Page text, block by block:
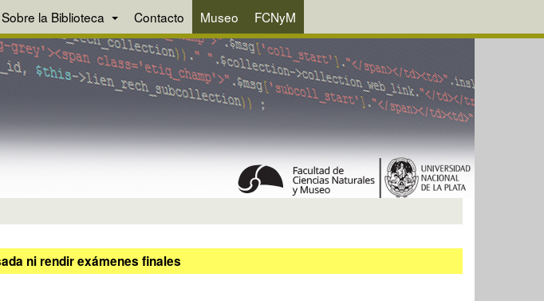
Sobre la Biblioteca Contacto Museo FCNyM
ni rendir exámenes finales